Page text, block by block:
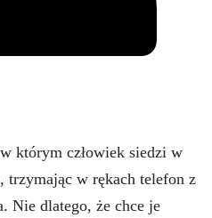
którym człowiek siedzi w
trzymając w rękach telefon z
Nie dlatego, że chce je